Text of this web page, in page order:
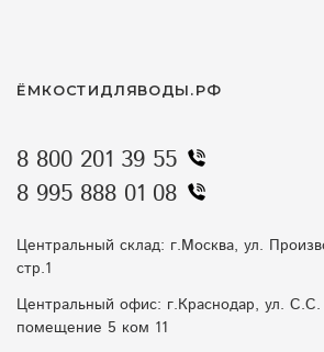
ЁМКОСТИДЛЯВОДЫ.РФ
8 800 201 39 55
8 995 888 01 08
Центральный склад: г.Москва, ул.
стр.1
Центральный офис: г.Краснодар, ул.
помещение 5 ком 11